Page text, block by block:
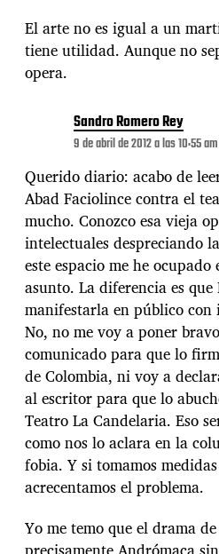
El arte no es igual a un
tiene utilidad. Aunque no
opera.
Sandro Romero Rey
9 de abril de 2012 a las 10:55 am
Querido diario: acabo de
Abad Faciolince contra el
mucho. Conozco esa vieja
intelectuales despreciando
este espacio me he
asunto. La diferencia es
manifestarla en público
No, no me voy a poner
comunicado para que lo
de Colombia, ni voy a
al escritor para que lo
Teatro La Candelaria. Eso
como nos lo aclara en la
fobia. Y si tomamos
acrecentamos el problema.
Yo me temo que el drama